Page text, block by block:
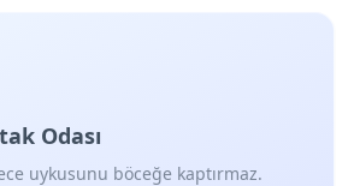
Odası
uykusunu böceğe kaptırmaz.